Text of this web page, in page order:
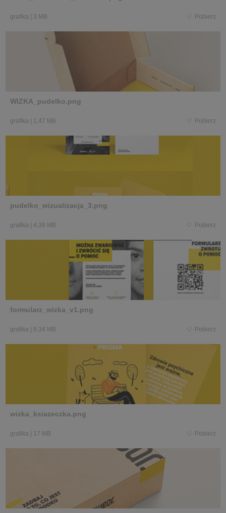
grafika 3 MB Pobierz
WIZKA_pudelko.png
grafika 1,47 MB Pobierz
pudelko_wizualizacja_3.png
grafika 4,38 MB Pobierz
formularz_wizka_v1.png
grafika 9,34 MB Pobierz
wizka_ksiazeczka.png
grafika 17 MB Pobierz